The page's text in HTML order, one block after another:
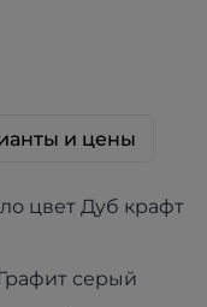
и цены
цвет Дуб крафт
серый